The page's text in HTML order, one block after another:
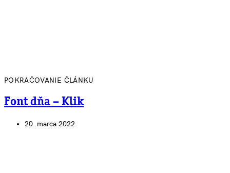
POKRAČOVANIE ČLÁNKU
Font dňa – Klik
20. marca 2022